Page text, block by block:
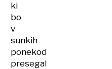
ki
bo
v
sunkih
ponekod
presegal